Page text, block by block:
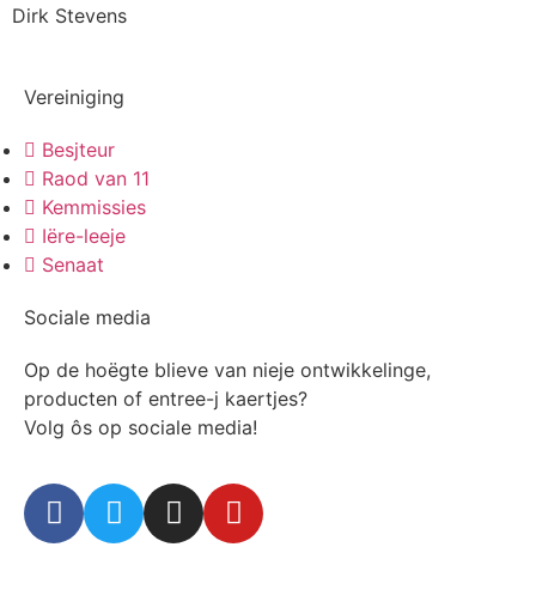
Vereiniging
Besjteur
Raod van 11
Kemmissies
Iëre-leeje
Senaat
Sociale media
Op de hoëgte blieve van nieje ontwikkelinge,
producten of entree-j kaertjes?
Volg ôs op sociale media!
Dirk Stevens